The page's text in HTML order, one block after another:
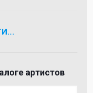
артистов